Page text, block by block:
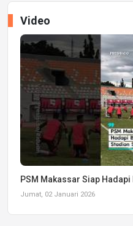
Video
PSM Makassar Siap
Jumat, 02 Januari 2026